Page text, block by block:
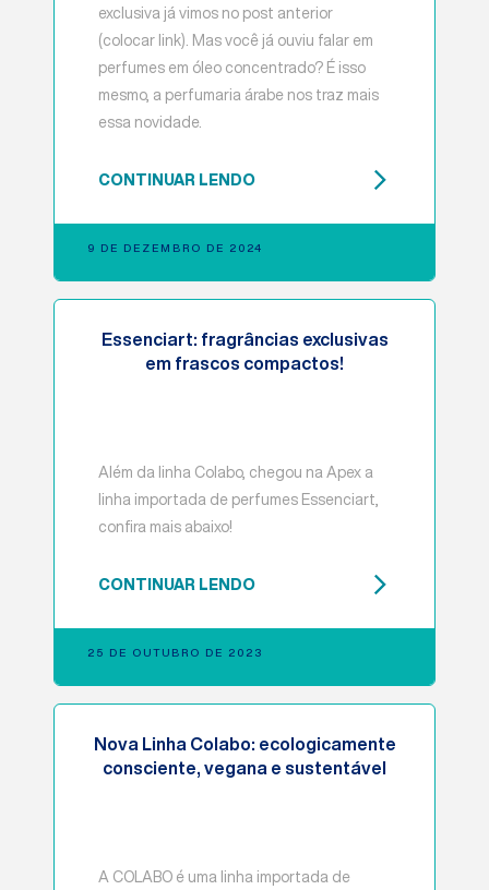
exclusiva já vimos no post anterior
(colocar link). Mas você já ouviu falar em
perfumes em óleo concentrado? É isso
mesmo, a perfumaria árabe nos traz mais
essa novidade.
CONTINUAR LENDO
9 DE DEZEMBRO DE 2024
Essenciart: fragrâncias exclusivas
em frascos compactos!
Além da linha Colabo, chegou na Apex a
linha importada de perfumes Essenciart,
confira mais abaixo!
CONTINUAR LENDO
25 DE OUTUBRO DE 2023
Nova Linha Colabo: ecologicamente
consciente, vegana e sustentável
A COLABO é uma linha importada de